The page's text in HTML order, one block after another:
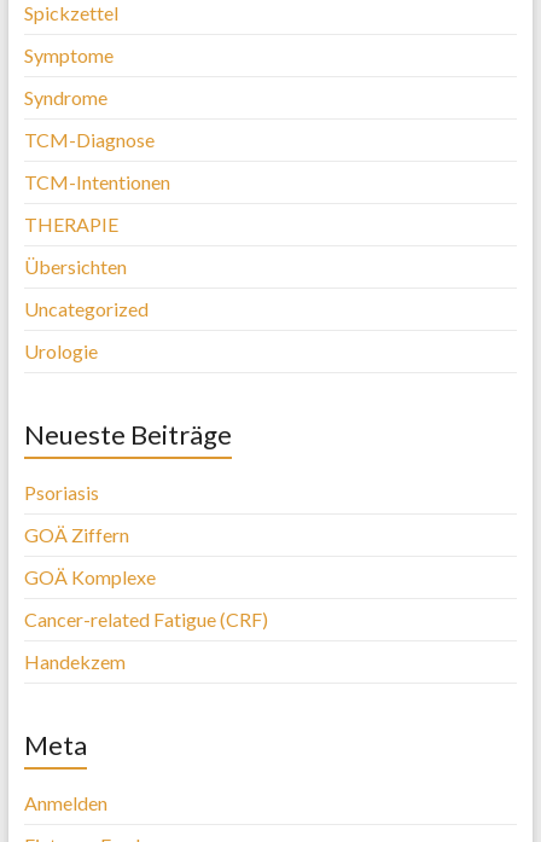
Spickzettel
Symptome
Syndrome
TCM-Diagnose
TCM-Intentionen
THERAPIE
Übersichten
Uncategorized
Urologie
Neueste Beiträge
Psoriasis
GOÄ Ziffern
GOÄ Komplexe
Cancer-related Fatigue (CRF)
Handekzem
Meta
Anmelden